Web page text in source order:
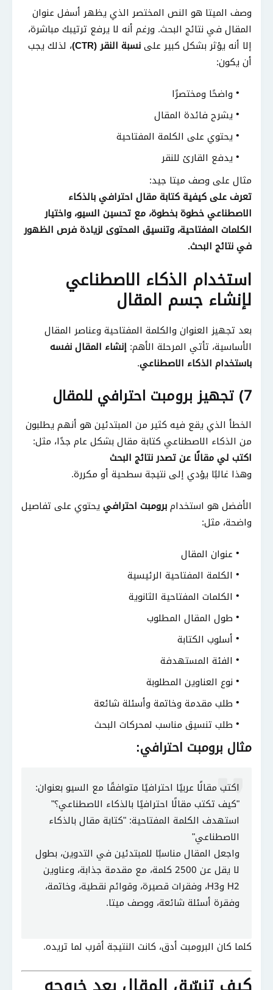
وصف الميتا هو النص المختصر الذي يظهر أسفل عنوان
المقال في نتائج البحث. ورغم أنه لا يرفع ترتيبك مباشرة،
إلا أنه يؤثر بشكل كبير علىنسبة النقر (CTR)
، لذلك يجب
أن يكون:
واضحًا ومختصرًا
يشرح فائدة المقال
يحتوي على الكلمة المفتاحية
يدفع القارئ للنقر
مثال على وصف ميتا جيد:
تعرف على كيفية كتابة مقال احترافي بالذكاء
الاصطناعي خطوة بخطوة، مع تحسين السيو، واختيار
الكلمات المفتاحية، وتنسيق المحتوى لزيادة فرص الظهور
في نتائج البحث.
استخدام الذكاء الاصطناعي
لإنشاء جسم المقال
بعد تجهيز العنوان والكلمة المفتاحية وعناصر المقال
الأساسية، تأتي المرحلة الأهم: إنشاء المقال نفسه
باستخدام الذكاء الاصطناعي.
7) تجهيز برومبت احترافي للمقال
الخطأ الذي يقع فيه كثير من المبتدئين هو أنهم يطلبون
من الذكاء الاصطناعي كتابة مقال بشكل عام جدًا، مثل:
اكتب لي مقالًا عن تصدر نتائج البحث
وهذا غالبًا يؤدي إلى نتيجة سطحية أو مكررة.
الأفضل هو استخدامبرومبت احترافي يحتوي على تفاصيل
واضحة، مثل:
عنوان المقال
الكلمة المفتاحية الرئيسية
الكلمات المفتاحية الثانوية
طول المقال المطلوب
أسلوب الكتابة
الفئة المستهدفة
نوع العناوين المطلوبة
طلب مقدمة وخاتمة وأسئلة شائعة
طلب تنسيق مناسب لمحركات البحث
مثال برومبت احترافي:
اكتب مقالًا عربيًا احترافيًا متوافقًا مع السيو بعنوان:
"كيف تكتب مقالًا احترافيًا بالذكاء الاصطناعي؟"
استهدف الكلمة المفتاحية: "كتابة مقال بالذكاء
الاصطناعي"
واجعل المقال مناسبًا للمبتدئين في التدوين، بطول
لا يقل عن 2500 كلمة، مع مقدمة جذابة، وعناوين
H2 وH3، وفقرات قصيرة، وقوائم نقطية، وخاتمة،
وفقرة أسئلة شائعة، ووصف ميتا.
كلما كان البرومبت أدق، كانت النتيجة أقرب لما تريده.